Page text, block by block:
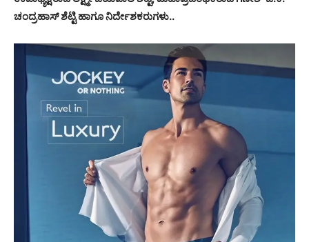
ಚಂದ್ರಹಾಸ್ ಶೆಟ್ಟಿ ಹಾಗೂ ನಿರ್ದೇಶಕರುಗಳು..